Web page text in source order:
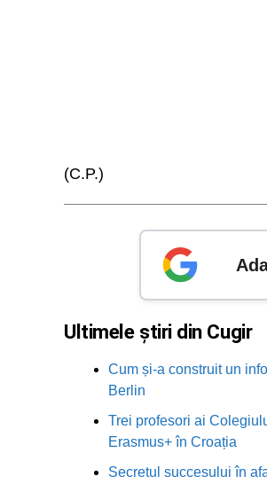
(C.P.)
Ultimele știri din Cugir
Cum și-a construit un
Berlin
Trei profesori ai
Erasmus+ în Croația
Secretul succesului în